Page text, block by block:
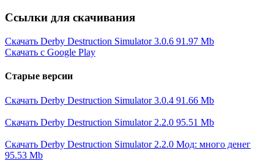
Ссылки для скачивания
Скачать Derby Destruction Simulator 3.0.6 91.97 Mb
Скачать с Google Play
Старые версии
Скачать Derby Destruction Simulator 3.0.4 91.66 Mb
Скачать Derby Destruction Simulator 2.2.0 95.51 Mb
Скачать Derby Destruction Simulator 2.2.0 Мод: много денег
95.53 Mb